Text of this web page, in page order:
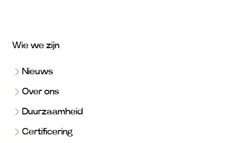
Wie we zijn
Nieuws
Over ons
Duurzaamheid
Certificering